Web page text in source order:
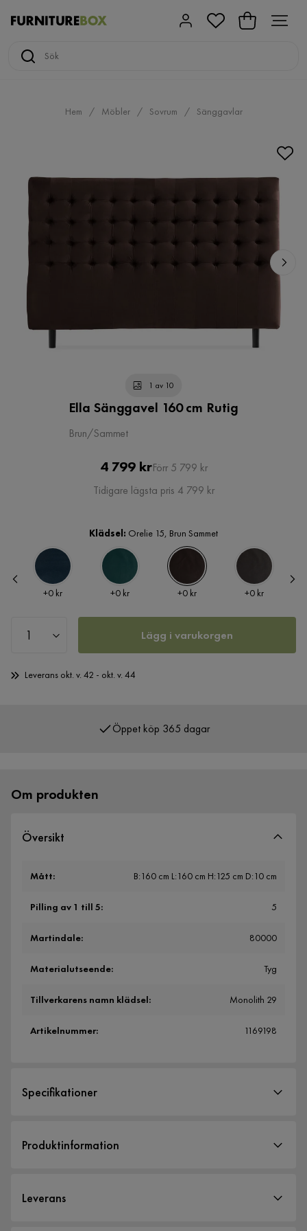
Hem Möbler Sovrum Sänggavlar
1 av 10
Ella Sänggavel 160 cm Rutig
Brun/Sammet
Pris
4 799 krOriginal
Pris
Förr 5 799 kr
Tidigare lägsta pris 4 799 kr
Klädsel: Orelie 15, Brun Sammet
Pris
+0 kr Pris
+0 kr Pris
+0 kr Pris
+0 kr
Lägg i varukorgen
Leverans okt. v. 42 - okt. v. 44
Över 400 000 nöjda kunder
Om produkten
Översikt
Mått: B:160 cm L:160 cm H:125 cm D:10 cm
Pilling av 1 till 5: 5
Martindale: 80000
Materialutseende: Tyg
Tillverkarens namn klädsel: Monolith 29
Artikelnummer: 1169198
Specifikationer
Storlek
Produktinformation
Leverans